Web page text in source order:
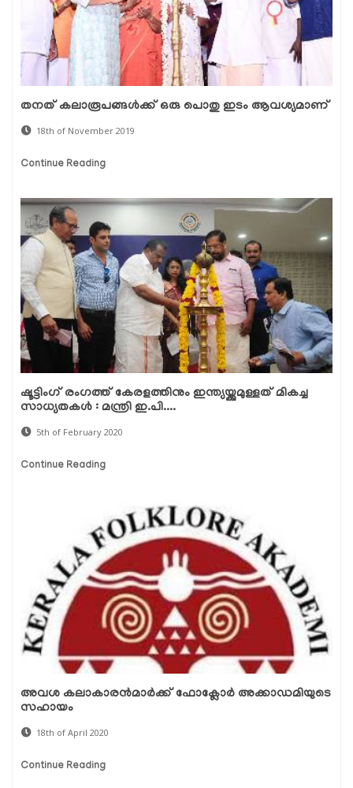
തനത് കലാരൂപങ്ങള്‍ക്ക് ഒരു പൊതു ഇടം ആവശ്യമാണ്
18th of November 2019
Continue Reading
ഷൂട്ടിംഗ് രംഗത്ത് കേരളത്തിനും ഇന്ത്യയ്ക്കുമുള്ളത് മികച്ച
സാധ്യതകള്‍ : മന്ത്രി ഇ.പി....
5th of February 2020
Continue Reading
അവശ കലാകാരന്‍മാര്‍ക്ക് ഫോക്ലോര്‍ അക്കാഡമിയുടെ
സഹായം
18th of April 2020
Continue Reading